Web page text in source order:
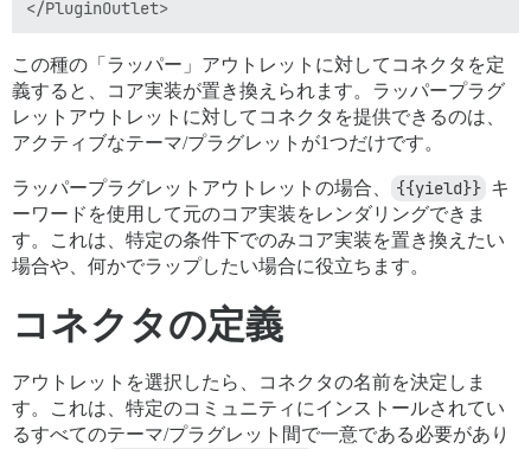
この種の「ラッパー」アウトレットに対してコネクタを定
義すると、コア実装が置き換えられます。ラッパープラグ
レットアウトレットに対してコネクタを提供できるのは、
アクティブなテーマ/プラグレットが1つだけです。
ラッパープラグレットアウトレットの場合、 {{yield}} キ
ーワードを使用して元のコア実装をレンダリングできま
す。これは、特定の条件下でのみコア実装を置き換えたい
場合や、何かでラップしたい場合に役立ちます。
コネクタの定義
アウトレットを選択したら、コネクタの名前を決定しま
す。これは、特定のコミュニティにインストールされてい
るすべてのテーマ/プラグレット間で一意である必要があり